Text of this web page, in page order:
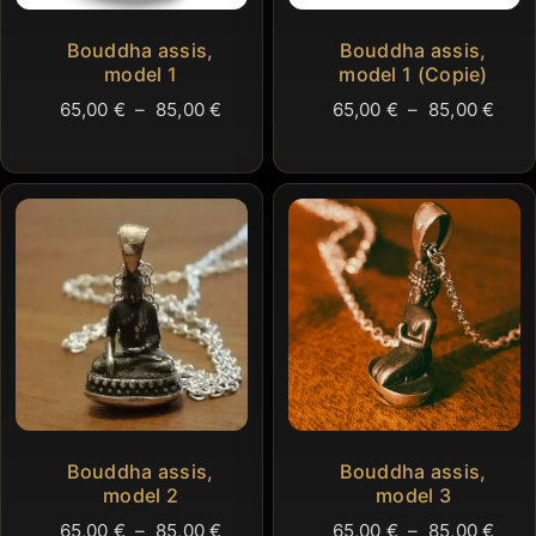
Bouddha assis,
model 1
65,00 € – 85,00€
prix :
65,00 €
85,00 €
Bouddha assis,
model 1 (Copie)
65,00 € – 85,00€
prix :
Bouddha assis,
model 2
65,00 € – 85,00€
Bouddha assis,
model 3
65,00 € – 85,00€